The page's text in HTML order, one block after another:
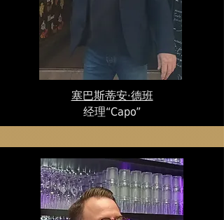
塞巴斯蒂安·德班
经理“Capo”